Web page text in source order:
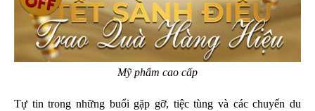
Mỹ phẩm cao cấp
Tự tin trong những buổi gặp gỡ, tiệc tùng và các chuyến du